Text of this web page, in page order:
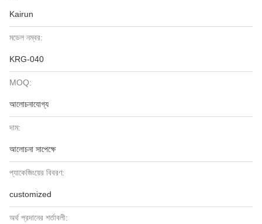
Kairun
মডেল নম্বর:
KRG-040
MOQ:
আলোচনাযোগ্য
দাম:
আলোচনা সাপেক্ষে
প্যাকেজিংয়ের বিবরণ:
customized
অর্থ প্রদানের শর্তাবলী: